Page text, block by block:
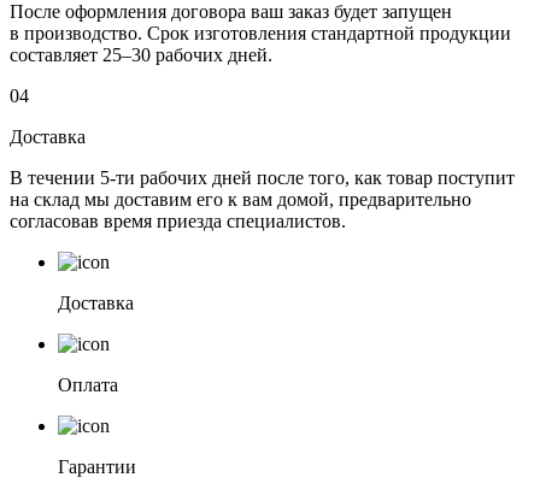
После оформления договора ваш заказ будет запущен
в производство. Срок изготовления стандартной продукции
составляет 25–30 рабочих дней.
04
Доставка
В течении 5-ти рабочих дней после того, как товар поступит
на склад мы доставим его к вам домой, предварительно
согласовав время приезда специалистов.
Доставка
Оплата
Гарантии